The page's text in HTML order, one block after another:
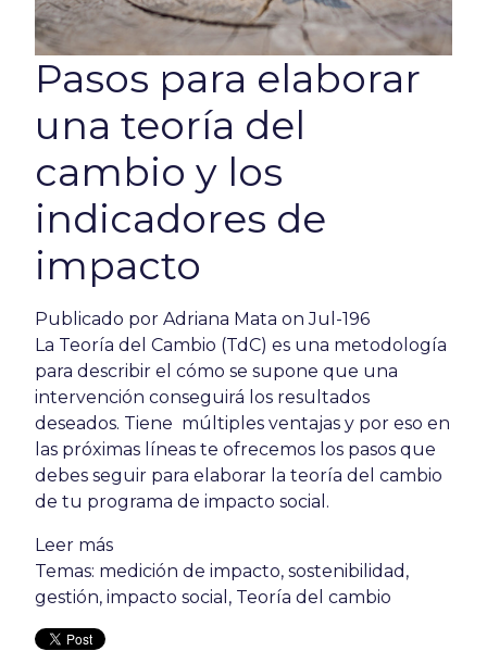
Pasos para elaborar
una teoría del
cambio y los
indicadores de
impacto
Publicado por Adriana Mata on Jul-196
La Teoría del Cambio (TdC) es una metodología
para describir el cómo se supone que una
intervención conseguirá los resultados
deseados. Tiene múltiples ventajas y por eso en
las próximas líneas te ofrecemos los pasos que
debes seguir para elaborar la teoría del cambio
de tu programa de impacto social.
Leer más
Temas: medición de impacto, sostenibilidad ,
gestión, impacto social , Teoría del cambio